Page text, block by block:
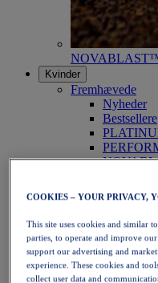
Kvinder
Fremhævede
Nyheder
Bestsellere
Løb
Trailløb
Tennis
Volleyball
Håndbold
Padel
Netbold
COOKIES – YOUR PRIVACY,
This site uses cookies and similar
parties, to operate and improve
support our advertising and
experience. These cookies and
collect user data and